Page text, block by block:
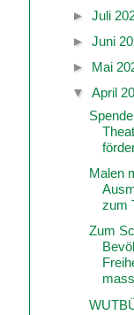
► Juli
► Juni
► Mai
▼ April
Malen
zum
Zum